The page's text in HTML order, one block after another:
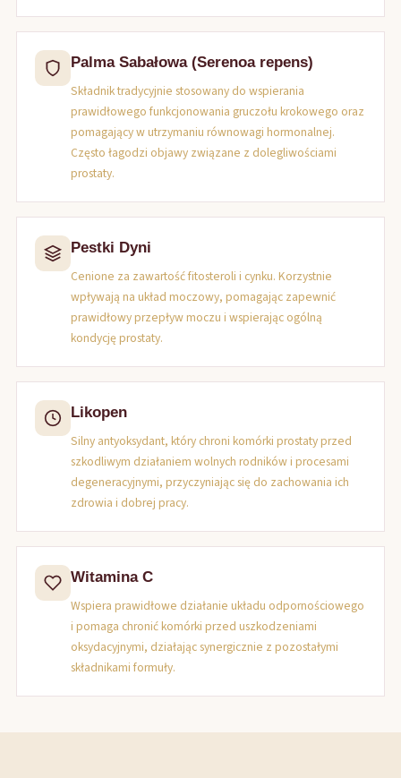
Palma Sabałowa (Serenoa repens)
Składnik tradycyjnie stosowany do wspierania
prawidłowego funkcjonowania gruczołu krokowego oraz
pomagający w utrzymaniu równowagi hormonalnej.
Często łagodzi objawy związane z dolegliwościami
prostaty.
Pestki Dyni
Cenione za zawartość fitosteroli i cynku. Korzystnie
wpływają na układ moczowy, pomagając zapewnić
prawidłowy przepływ moczu i wspierając ogólną
kondycję prostaty.
Likopen
Silny antyoksydant, który chroni komórki prostaty przed
szkodliwym działaniem wolnych rodników i procesami
degeneracyjnymi, przyczyniając się do zachowania ich
zdrowia i dobrej pracy.
Witamina C
Wspiera prawidłowe działanie układu odpornościowego
i pomaga chronić komórki przed uszkodzeniami
oksydacyjnymi, działając synergicznie z pozostałymi
składnikami formuły.